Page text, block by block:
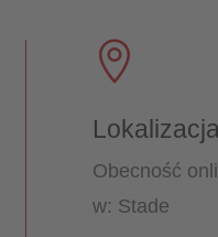

Lokalizacja
Obecność
w: Stade